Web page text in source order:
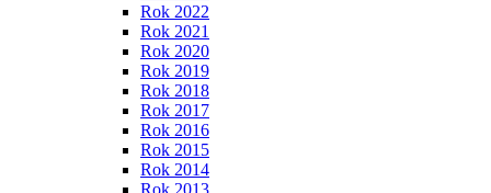
Rok 2022
Rok 2021
Rok 2020
Rok 2019
Rok 2018
Rok 2017
Rok 2016
Rok 2015
Rok 2014